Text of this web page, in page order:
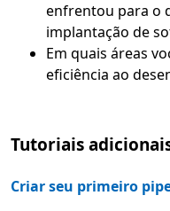
enfrentou para o
implantação de
Em quais áreas
eficiência ao
Tutoriais
Criar seu primeiro